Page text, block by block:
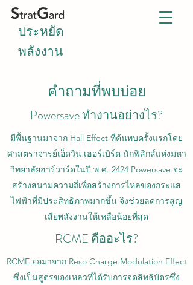
ประหยัด
พลังงาน
คำถามที่พบบ่อย
Powersave ทำงานอย่างไร?
มีพื้นฐานมาจาก Hall Effect ที่ค้นพบครั้งแรกโดย
ศาสตราจารย์เอ็ดวิน เฮอร์เบิร์ต นักฟิสิกส์แห่งมหา
วิทยาลัยฮาร์วาร์ดในปี พ.ศ. 2424 Powersave จะ
สร้างสนามความถี่เพื่อสร้างการไหลของกระแส
ไฟฟ้าที่มีประสิทธิภาพมากขึ้น จึงช่วยลดการสูญ
เสียพลังงานให้เหลือน้อยที่สุด
RCME คืออะไร?
RCME ย่อมาจาก Reso Charge Modulation Effect
ซึ่งเป็นสูตรของเหลวที่ได้รับการจดสิทธิบัตรซึ่ง